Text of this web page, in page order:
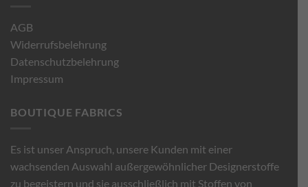
AGB
Widerrufsbelehrung
Datenschutzbelehrung
Impressum
BOUTIQUE FABRICS
Es ist unser Anspruch, unsere Kunden mit einer
wachsenden Auswahl außergewöhnlicher Designerstoffe
zu begeistern und sie ausschließlich mit Stoffen von